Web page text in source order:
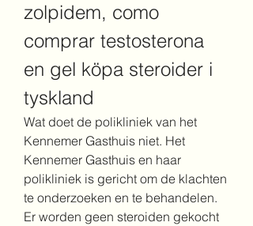
zolpidem, como
comprar testosterona
en gel köpa steroider i
tyskland
Wat doet de polikliniek van het
Kennemer Gasthuis niet. Het
Kennemer Gasthuis en haar
polikliniek is gericht om de klachten
te onderzoeken en te behandelen.
Er worden geen steroiden gekocht